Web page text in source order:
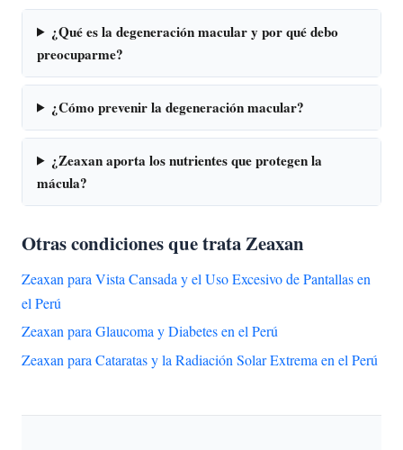
¿Qué es la degeneración macular y por qué debo
preocuparme?
¿Cómo prevenir la degeneración macular?
¿Zeaxan aporta los nutrientes que protegen la
mácula?
Otras condiciones que trata Zeaxan
Zeaxan para Vista Cansada y el Uso Excesivo de Pantallas en
el Perú
Zeaxan para Glaucoma y Diabetes en el Perú
Zeaxan para Cataratas y la Radiación Solar Extrema en el Perú